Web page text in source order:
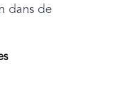
dans de